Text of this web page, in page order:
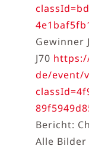
Gewinner
J70
de/event/
Bericht:
Alle